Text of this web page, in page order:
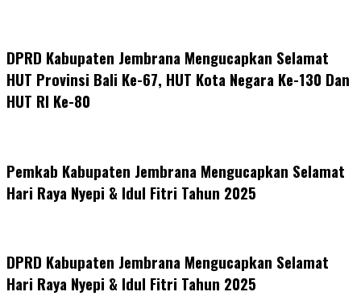
DPRD Kabupaten Jembrana Mengucapkan Selamat
HUT Provinsi Bali Ke-67, HUT Kota Negara Ke-130 Dan
HUT RI Ke-80
Pemkab Kabupaten Jembrana Mengucapkan Selamat
Hari Raya Nyepi & Idul Fitri Tahun 2025
DPRD Kabupaten Jembrana Mengucapkan Selamat
Hari Raya Nyepi & Idul Fitri Tahun 2025